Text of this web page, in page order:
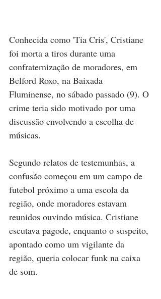
Conhecida como 'Tia Cris', Cristiane
foi morta a tiros durante uma
confraternização de moradores, em
Belford Roxo, na Baixada
Fluminense, no sábado passado (9). O
crime teria sido motivado por uma
discussão envolvendo a escolha de
músicas.
Segundo relatos de testemunhas, a
confusão começou em um campo de
futebol próximo a uma escola da
região, onde moradores estavam
reunidos ouvindo música. Cristiane
escutava pagode, enquanto o suspeito,
apontado como um vigilante da
região, queria colocar funk na caixa
de som.